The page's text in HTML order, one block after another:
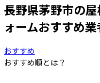
長野県茅野市の
ォームおすすめ業
おすすめ
おすすめ順とは？